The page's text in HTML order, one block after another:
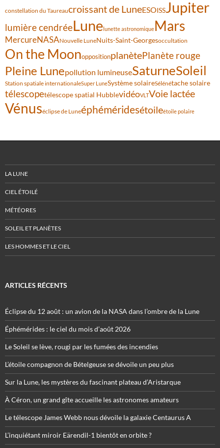
constellation du Taureaucroissant de LuneESOISSJupiter
lumière cendréeLune lunette astronomiqueMars
MercureNASANouvelle LuneNuits-Saint-Georgesoccultation
On the MoonoppositionplanètePlanète rouge
Pleine Lunepollution lumineuseSaturneSoleil
Station spatiale internationaleSuper LuneSystème solaireSélénétache solaire
télescopetélescope spatial HubblevidéoVLTVoie lactée
Vénuséclipse de Luneéphéméridesétoileétoile polaire
LA LUNE
CIEL ÉTOILÉ
MÉTÉORES
SOLEIL ET PLANÈTES
LES HOMMES ET LE CIEL
ARTICLES RÉCENTS
Éclipse du 12 août : un avion de la NASA dans l’ombre de la Lune
Éphémérides : le ciel du mois d’août 2026
Le Soleil se lève, rougi par les fumées des incendies
L’étoile compagnon de Bételgeuse se dévoile un peu plus
Sur la Lune, les mystères du fascinant plateau d’Aristarque
À Céron, un grand gîte accueille les astronomes amateurs
Le télescope James Webb nous dévoile la galaxie Centaurus A
L’inquiétant miroir Eärendil-1 bientôt en orbite ?